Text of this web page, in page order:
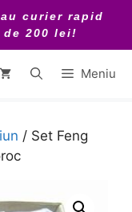
curier rapid
de 200 lei!
Meniu
/ Set Feng